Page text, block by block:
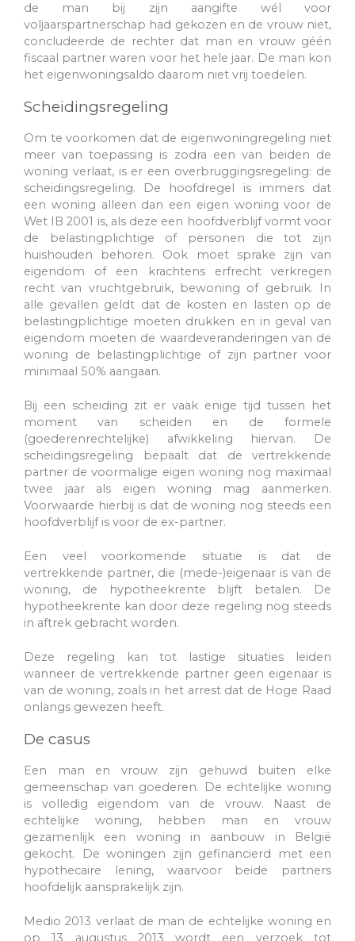
de man bij zijn aangifte wél voor
voljaarspartnerschap had gekozen en de vrouw niet,
concludeerde de rechter dat man en vrouw géén
fiscaal partner waren voor het hele jaar. De man kon
het eigenwoningsaldo daarom niet vrij toedelen.
Scheidingsregeling
Om te voorkomen dat de eigenwoningregeling niet
meer van toepassing is zodra een van beiden de
woning verlaat, is er een overbruggingsregeling: de
scheidingsregeling. De hoofdregel is immers dat
een woning alleen dan een eigen woning voor de
Wet IB 2001 is, als deze een hoofdverblijf vormt voor
de belastingplichtige of personen die tot zijn
huishouden behoren. Ook moet sprake zijn van
eigendom of een krachtens erfrecht verkregen
recht van vruchtgebruik, bewoning of gebruik. In
alle gevallen geldt dat de kosten en lasten op de
belastingplichtige moeten drukken en in geval van
eigendom moeten de waardeveranderingen van de
woning de belastingplichtige of zijn partner voor
minimaal 50% aangaan.
Bij een scheiding zit er vaak enige tijd tussen het
moment van scheiden en de formele
(goederenrechtelijke) afwikkeling hiervan. De
scheidingsregeling bepaalt dat de vertrekkende
partner de voormalige eigen woning nog maximaal
twee jaar als eigen woning mag aanmerken.
Voorwaarde hierbij is dat de woning nog steeds een
hoofdverblijf is voor de ex-partner.
Een veel voorkomende situatie is dat de
vertrekkende partner, die (mede-)eigenaar is van de
woning, de hypotheekrente blijft betalen. De
hypotheekrente kan door deze regeling nog steeds
in aftrek gebracht worden.
Deze regeling kan tot lastige situaties leiden
wanneer de vertrekkende partner geen eigenaar is
van de woning, zoals in het arrest dat de Hoge Raad
onlangs gewezen heeft.
De casus
Een man en vrouw zijn gehuwd buiten elke
gemeenschap van goederen. De echtelijke woning
is volledig eigendom van de vrouw. Naast de
echtelijke woning, hebben man en vrouw
gezamenlijk een woning in aanbouw in België
gekocht. De woningen zijn gefinancierd met een
hypothecaire lening, waarvoor beide partners
hoofdelijk aansprakelijk zijn.
Medio 2013 verlaat de man de echtelijke woning en
op 13 augustus 2013 wordt een verzoek tot